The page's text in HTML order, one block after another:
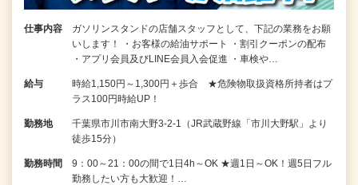
仕事内容
ガソリンスタンドの店舗スタッフとして、下記の業務をお願
いします！ ・お客様の給油サポート ・割引クーポンの配布
・アプリ会員及びLINE会員入会促進 ・車検や…
給与
時給1,150円～1,300円＋歩合 ★危険物取扱資格所持者はプ
ラス100円時給UP！
勤務地
千葉県市川市南大野3-2-1（JR武蔵野線「市川大野駅」より
徒歩15分）
勤務時間
9：00～21：00の間で1日4h～OK ★週1日～OK！週5日フル
勤務したい方も大歓迎！…